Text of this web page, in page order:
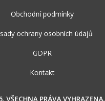
Obchodní podmínky
ochrany osobních údajů
GDPR
Kontakt
VŠECHNA PRÁVA VYHRAZENA.